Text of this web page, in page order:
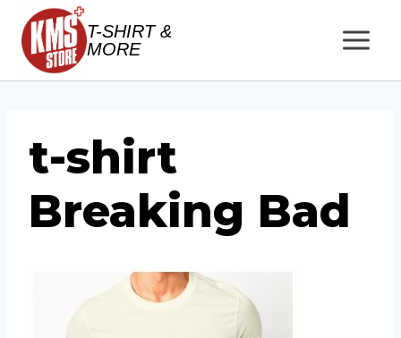
Salta
contenuto
T-SHIRT &
MORE
t-shirt
Breaking Bad